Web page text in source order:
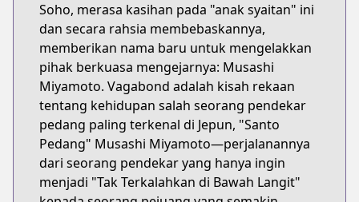
Soho, merasa kasihan pada "anak syaitan" ini
dan secara rahsia membebaskannya,
memberikan nama baru untuk mengelakkan
pihak berkuasa mengejarnya: Musashi
Miyamoto. Vagabond adalah kisah rekaan
tentang kehidupan salah seorang pendekar
pedang paling terkenal di Jepun, "Santo
Pedang" Musashi Miyamoto—perjalanannya
dari seorang pendekar yang hanya ingin
menjadi "Tak Terkalahkan di Bawah Langit"